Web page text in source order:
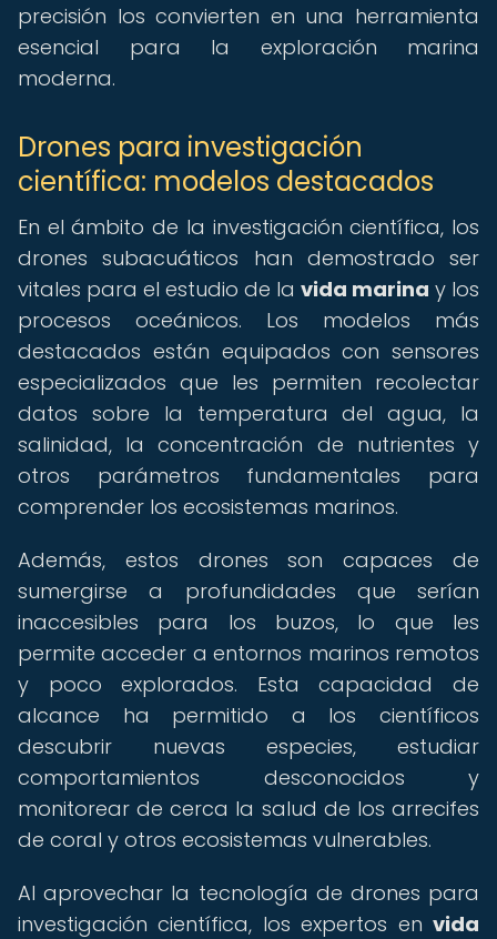
precisión los convierten en una herramienta
esencial para la exploración marina
moderna.
Drones para investigación
científica: modelos destacados
En el ámbito de la investigación científica, los
drones subacuáticos han demostrado ser
vitales para el estudio de la vida marina y los
procesos oceánicos. Los modelos más
destacados están equipados con sensores
especializados que les permiten recolectar
datos sobre la temperatura del agua, la
salinidad, la concentración de nutrientes y
otros parámetros fundamentales para
comprender los ecosistemas marinos.
Además, estos drones son capaces de
sumergirse a profundidades que serían
inaccesibles para los buzos, lo que les
permite acceder a entornos marinos remotos
y poco explorados. Esta capacidad de
alcance ha permitido a los científicos
descubrir nuevas especies, estudiar
comportamientos desconocidos y
monitorear de cerca la salud de los arrecifes
de coral y otros ecosistemas vulnerables.
Al aprovechar la tecnología de drones para
investigación científica, los expertos en vida